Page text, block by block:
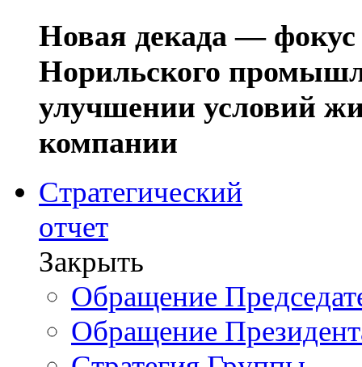
Новая декада — фокус
Норильского
улучшении условий
компании
Стратегический
отчет
Закрыть
Обращение
Обращение